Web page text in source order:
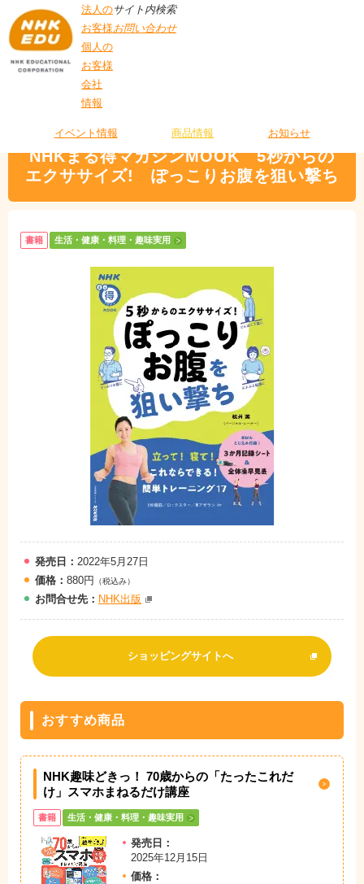
法人の
お客様
個人の
お客様
会社
情報
サイト内検索
お問い合わせ
イベント情報 商品情報 お知らせ
からのエクササイズ! ぽっこりお腹を狙い撃ち
NHKまる得マガジンMOOK 5秒からの
エクササイズ! ぽっこりお腹を狙い撃ち
書籍 生活・健康・料理・趣味実用
発売日： 2022年5月27日
価格： 880円 （税込み）
お問合せ先： NHK出版
ショッピングサイトへ
おすすめ商品
NHK趣味どきっ！ 70歳からの「たったこれだ
け」スマホまねるだけ講座
書籍 生活・健康・料理・趣味実用
発売日：
2025年12月15日
価格：